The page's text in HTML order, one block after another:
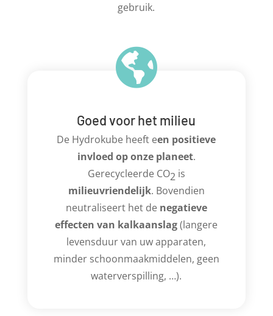
gebruik.

Goed voor het milieu
De Hydrokube heeft een positieve
invloed op onze planeet.
Gerecycleerde CO2 is
milieuvriendelijk. Bovendien
neutraliseert het de negatieve
effecten van kalkaanslag(langere
levensduur van uw apparaten,
minder schoonmaakmiddelen, geen
waterverspilling, …).